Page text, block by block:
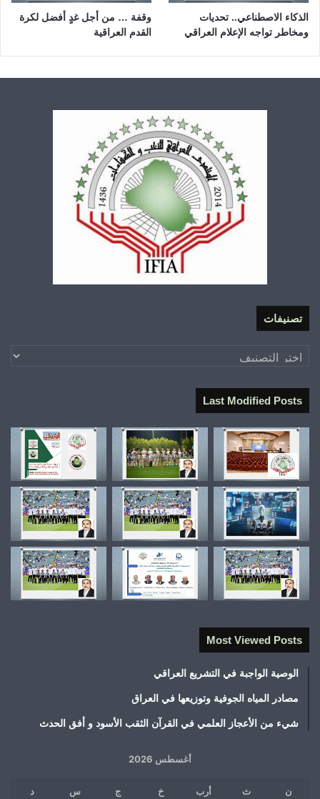
الذكاء الاصطناعي.. تحديات
ومخاطر تواجه الإعلام العراقي
وقفة … من أجل غدٍ أفضل لكرة
القدم العراقية
تصنيفات
تصنيفات
Last Modified Posts
Most Viewed Posts
الوصية الواجبة في التشريع العراقي
مصادر المياه الجوفية وتوزيعها في العراق
شيء من الأعجاز العلمي في القرآن الثقب الأسود و أفق الحدث
أغسطس 2026
ن ث أرب خ ج س د